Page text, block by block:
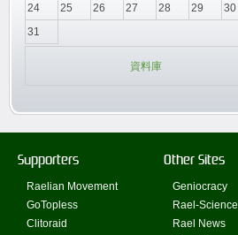
24
25 26 27 28 29
30
31
資料庫
Supporters
Raelian Movement
GoTopless
Clitoraid
Other Sites
Geniocracy
Rael-Science
Rael News